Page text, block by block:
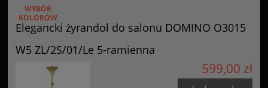
Elegancki żyrandol do salonu DOMINO O3015
W5 ZL/2S/01/Le 5-ramienna
WYBÓR
KOLORÓW
599,00 zł